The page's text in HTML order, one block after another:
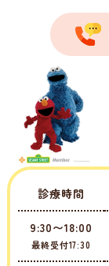
診療時間
9:30〜18:00
最終受付17:30